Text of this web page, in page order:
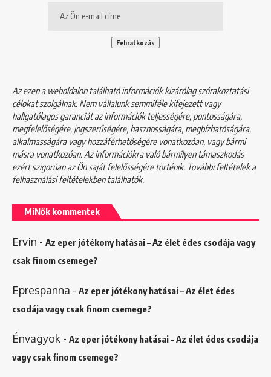
Az ezen a weboldalon található információk kizárólag szórakoztatási
célokat szolgálnak. Nem vállalunk semmiféle kifejezett vagy
hallgatólagos garanciát az információk teljességére, pontosságára,
megfelelőségére, jogszerűségére, hasznosságára, megbízhatóságára,
alkalmasságára vagy hozzáférhetőségére vonatkozóan, vagy bármi
másra vonatkozóan. Az információkra való bármilyen támaszkodás
ezért szigorúan az Ön saját felelősségére történik. További feltételek a
felhasználási feltételekbentalálhatók.
MiNők kommentek
Ervin - Az eper jótékony hatásai – Az élet édes csodája vagy
csak finom csemege?
Eprespanna - Az eper jótékony hatásai – Az élet édes
csodája vagy csak finom csemege?
Énvagyok - Az eper jótékony hatásai – Az élet édes csodája
vagy csak finom csemege?